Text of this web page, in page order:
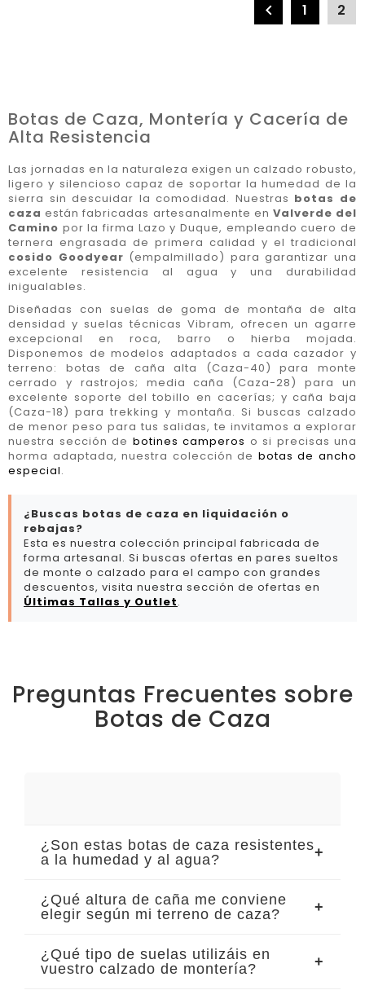
 1 2
Botas de Caza, Montería y Cacería de
Alta Resistencia
Las jornadas en la naturaleza exigen un calzado robusto,
ligero y silencioso capaz de soportar la humedad de la
sierra sin descuidar la comodidad. Nuestras botas de
caza están fabricadas artesanalmente en Valverde del
Camino por la firma Lazo y Duque, empleando cuero de
ternera engrasada de primera calidad y el tradicional
cosido Goodyear (empalmillado) para garantizar una
excelente resistencia al agua y una durabilidad
inigualables.
Diseñadas con suelas de goma de montaña de alta
densidad y suelas técnicas Vibram, ofrecen un agarre
excepcional en roca, barro o hierba mojada.
Disponemos de modelos adaptados a cada cazador y
terreno: botas de caña alta (Caza-40) para monte
cerrado y rastrojos; media caña (Caza-28) para un
excelente soporte del tobillo en cacerías; y caña baja
(Caza-18) para trekking y montaña. Si buscas calzado
de menor peso para tus salidas, te invitamos a explorar
nuestra sección de botines camperos o si precisas una
horma adaptada, nuestra colección de botas de ancho
especial.
¿Buscas botas de caza en liquidación o
rebajas?
Esta es nuestra colección principal fabricada de
forma artesanal. Si buscas ofertas en pares sueltos
de monte o calzado para el campo con grandes
descuentos, visita nuestra sección de ofertas en
Últimas Tallas y Outlet.
Preguntas Frecuentes sobre
Botas de Caza
¿Son estas botas de caza resistentes
a la humedad y al agua?
¿Qué altura de caña me conviene
elegir según mi terreno de caza?
¿Qué tipo de suelas utilizáis en
vuestro calzado de montería?